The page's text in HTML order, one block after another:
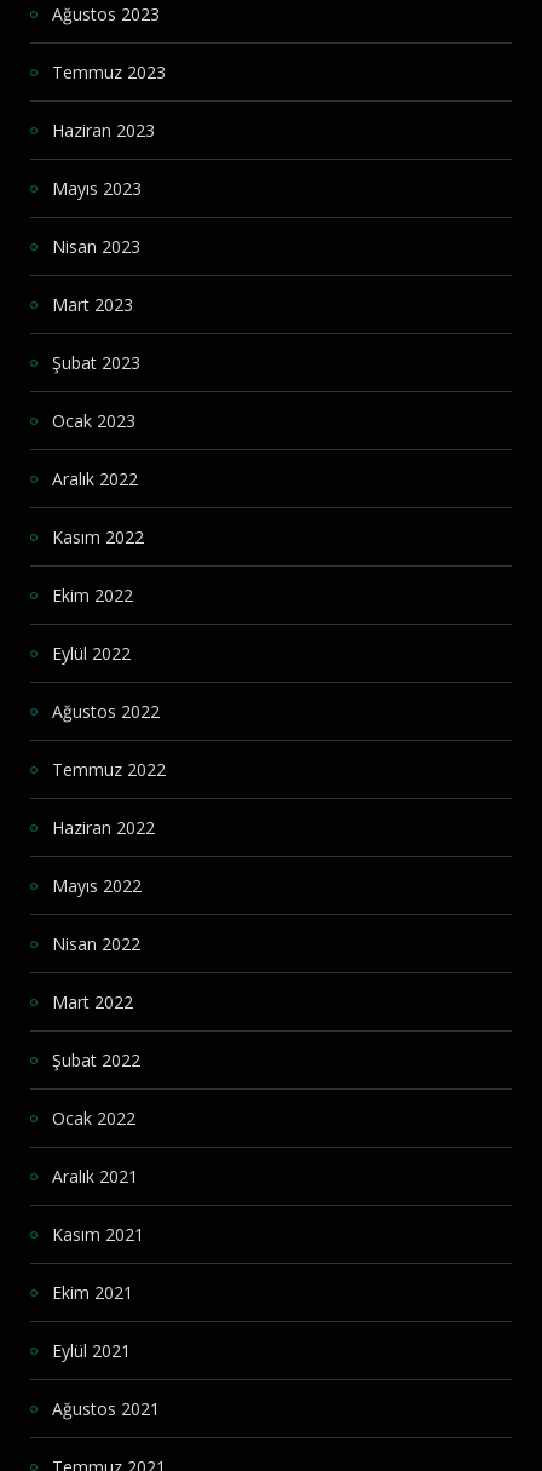
Ağustos 2023
Temmuz 2023
Haziran 2023
Mayıs 2023
Nisan 2023
Mart 2023
Şubat 2023
Ocak 2023
Aralık 2022
Kasım 2022
Ekim 2022
Eylül 2022
Ağustos 2022
Temmuz 2022
Haziran 2022
Mayıs 2022
Nisan 2022
Mart 2022
Şubat 2022
Ocak 2022
Aralık 2021
Kasım 2021
Ekim 2021
Eylül 2021
Ağustos 2021